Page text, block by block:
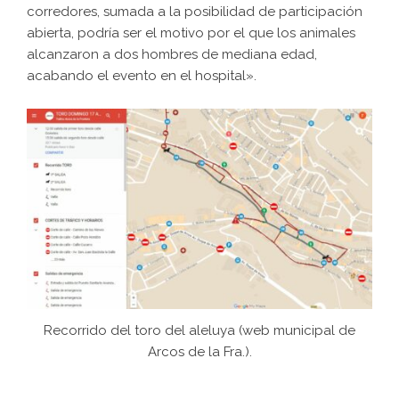
corredores, sumada a la posibilidad de participación
abierta, podría ser el motivo por el que los animales
alcanzaron a dos hombres de mediana edad,
acabando el evento en el hospital».
Recorrido del toro del aleluya (web municipal de
Arcos de la Fra.).